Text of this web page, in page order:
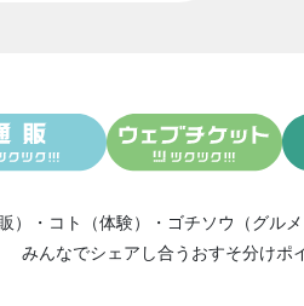
） ・ コト（体験） ・ ゴチソウ（グルメ
みんなでシェアし合う おすそ分けポ